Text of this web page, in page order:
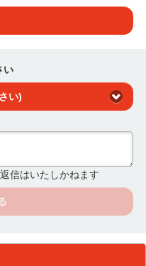
い
い)
信はいたしかねます